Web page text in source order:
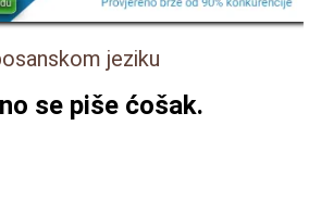
jeziku
se piše ćošak.